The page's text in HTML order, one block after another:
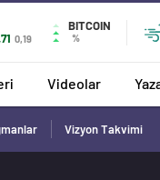
0,19
BITCOIN
%
Videolar
Vizyon Takvimi